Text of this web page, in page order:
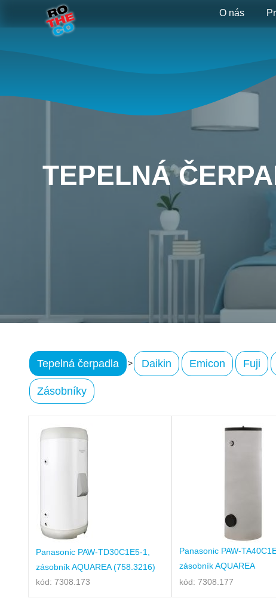
O nás
TEPELNÁ
Tepelná čerpadla > Daikin Emicon Fuji
Zásobníky
Panasonic PAW-TD30C1E5-1,
zásobník AQUAREA (758.3216)
kód: 7308.173
Panasonic PAW-
zásobník AQUAREA
kód: 7308.177